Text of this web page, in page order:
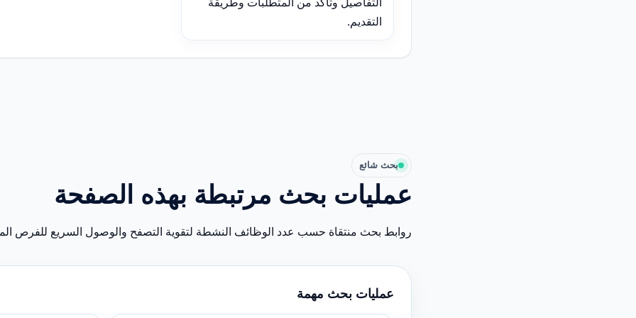
التقديم.
بحث شائع
عمليات بحث مرتبطة بهذه الصفحة
روابط بحث منتقاة حسب عدد الوظائف النشطة لتقوية التصفح والوصول السريع للفرص
عمليات بحث مهمة